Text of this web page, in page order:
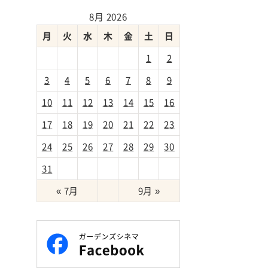
8月 2026
月
火 水 木 金 土
日
1
2
3
4 5 6 7 8
9
10
11 12 13 14 15
16
17
18 19 20 21 22
23
24
25 26 27 28 29
30
31
« 7月
9月 »